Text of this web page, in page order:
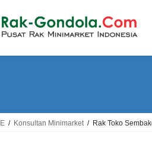
Konsultan Minimarket Rak Toko